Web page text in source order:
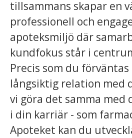
tillsammans skapar en
professionell och
apoteksmiljö där
kundfokus står i
Precis som du förväntas
långsiktig relation med
vi göra det samma med
i din karriär - som
Apoteket kan du